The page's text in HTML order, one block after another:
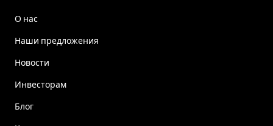
О нас
Наши предложения
Новости
Инвесторам
Блог